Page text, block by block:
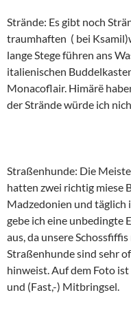
Strände: Es gibt noch
traumhaften ( bei
lange Stege führen ans
italienischen
Monacoflair. Himärë
der Strände würde ich
Straßenhunde: Die
hatten zwei richtig miese
Madzedonien und täglich
gebe ich eine unbedingte
aus, da unsere
Straßenhunde sind sehr
hinweist. Auf dem Foto
und (Fast,-) Mitbringsel.